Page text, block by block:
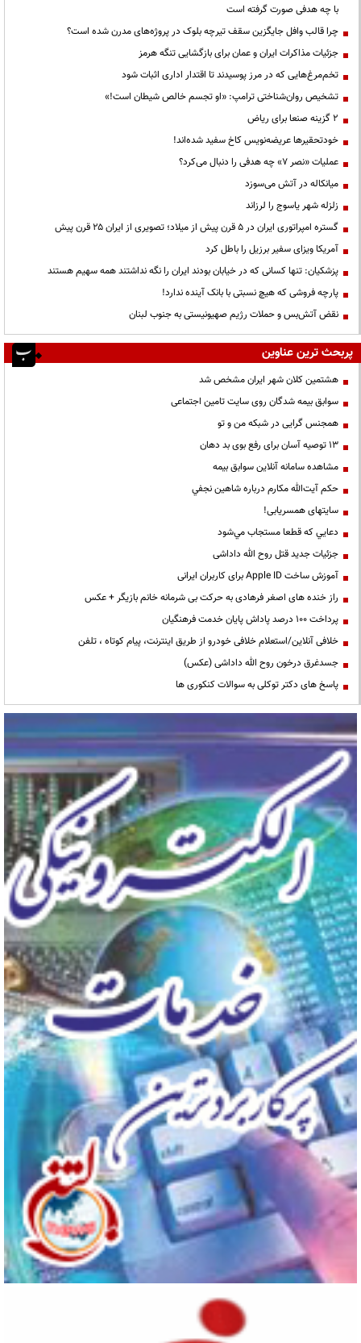
با چه هدفی صورت گرفته است
چرا قالب وافل جایگزین سقف تیرچه بلوک در پروژه‌های مدرن شده است؟
جزئیات مذاکرات ایران و عمان برای بازگشایی تنگه هرمز
تخم‌مرغ‌هایی که در مرز پوسیدند تا اقتدار اداری اثبات شود
تشخیص روان‌شناختی ترامپ: «او تجسم خالص شیطان است!»
۲ گزینه صنعا برای ریاض
خودتحقیرها عریضه‌نویس کاخ سفید شده‌اند!
عملیات «نصر ۷» چه هدفی را دنبال می‌کرد؟
میانکاله در آتش می‌سوزد
زلزله شهر یاسوج را لرزاند
گستره امپراتوری ایران در ۵ قرن پیش از میلاد؛ تصویری از ایران ۲۵ قرن پیش
آمریکا ویزای سفیر برزیل را باطل کرد
پزشکیان: تنها کسانی که در خیابان بودند ایران را نگه نداشتند همه سهیم هستند
پارچه فروشی که هیچ نسبتی با بانک آینده ندارد!
نقض آتش‌بس و حملات رژیم صهیونیستی به جنوب لبنان
پربحث ترین عناوین
هشتمین کلان شهر ایران مشخص شد
سوابق بیمه شدگان روی سایت تامین اجتماعی
همجنس گرایی در شبکه من و تو
13 توصیه آسان برای رفع بوی بد دهان
مشاهده سامانه آنلاين سوابق بیمه
حكم آيت‌الله مكارم درباره شاهين نجفي
سایتهای همسریابی!
دعايي كه قطعا مستجاب مي‌شود
جزئیات جدید قتل روح الله داداشی
آموزش ساخت Apple ID برای کاربران ایرانی
راز خنده های اصغر فرهادی به حرکت بی شرمانه خانم بازیگر + عکس
پرداخت ۱۰۰ درصد پاداش پایان خدمت فرهنگیان
خلافی آنلاین/استعلام خلافی خودرو از طریق اینترنت، پیام کوتاه ، تلفن
جسدغرق درخون روح الله داداشی (عکس)
پاسخ های دکتر توکلی به سوالات کنکوری ها